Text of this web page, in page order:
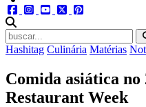
facebookinstagram
youtube
twitter
Hashitag Culinária Matérias
Comida asiática no
Restaurant Week